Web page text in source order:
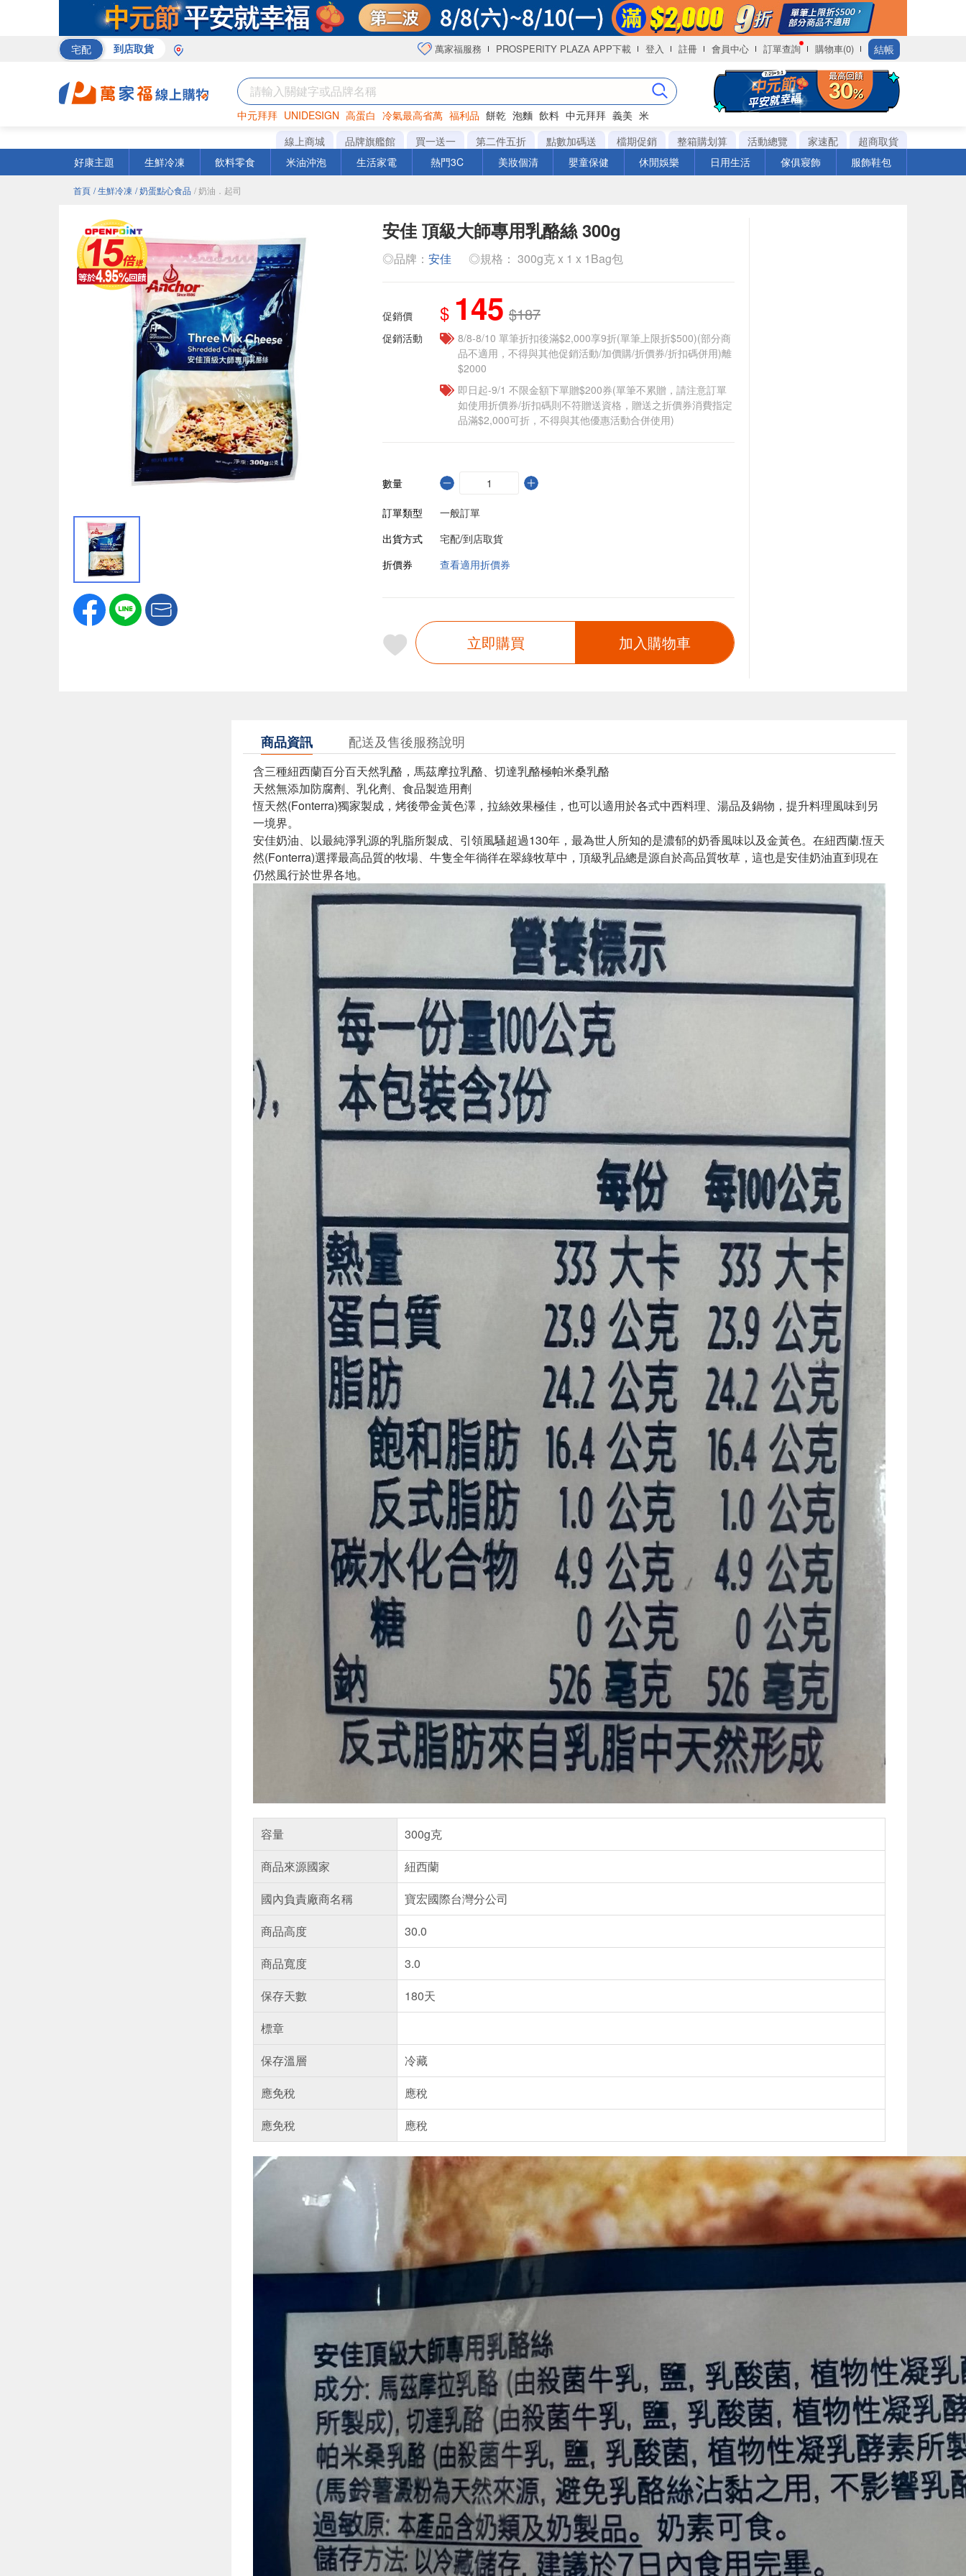
宅配 到店取貨 萬家福服務 PROSPERITY PLAZA APP下載 登入 註冊 會員中心 訂單查詢 購物車(0) 結帳
中元拜拜 UNIDESIGN 高蛋白 冷氣最高省萬 福利品 餅乾 泡麵 飲料 中元拜拜 義美 米
罐頭 咖啡 海苔
線上商城 品牌旗艦館 買一送一 第二件五折 點數加碼送 檔期促銷 整箱購划算 活動總覽 家速配
超商取貨
好康主題
生鮮冷凍 飲料零食 米油沖泡 生活家電 熱門3C 美妝個清 嬰童保健 休閒娛樂 日用生活 傢俱寢飾 服飾鞋包
首頁 / 生鮮冷凍 / 奶蛋點心食品 / 奶油．起司
安佳 頂級大師專用乳酪絲 300g
◎品牌： 安佳 ◎規格： 300g克 x 1 x 1Bag包
促銷價 $ 145 $187
促銷活動
8/8-8/10 單筆折扣後滿$2,000享9折(單筆上限折$500)(部分商
品不適用，不得與其他促銷活動/加價購/折價券/折扣碼併用)離
$2000
即日起-9/1 不限金額下單贈$200券(單筆不累贈，請注意訂單
如使用折價券/折扣碼則不符贈送資格，贈送之折價券消費指定
品滿$2,000可折，不得與其他優惠活動合併使用)
數量
訂單類型
一般訂單
出貨方式
宅配/到店取貨
折價券
查看適用折價券
立即購買 加入購物車
商品資訊 配送及售後服務說明
含三種紐西蘭百分百天然乳酪，馬茲摩拉乳酪、切達乳酪極帕米桑乳酪
天然無添加防腐劑、乳化劑、食品製造用劑
恆天然(Fonterra)獨家製成，烤後帶金黃色澤，拉絲效果極佳，也可以適用於各式中西料理、湯品及鍋物，提升料理風味到另
一境界。
安佳奶油、以最純淨乳源的乳脂所製成、引領風騷超過130年，最為世人所知的是濃郁的奶香風味以及金黃色。在紐西蘭.恆天
然(Fonterra)選擇最高品質的牧場、牛隻全年徜徉在翠綠牧草中，頂級乳品總是源自於高品質牧草，這也是安佳奶油直到現在
仍然風行於世界各地。
容量
300g克
商品來源國家
紐西蘭
國內負責廠商名稱
寶宏國際台灣分公司
商品高度
30.0
商品寬度
3.0
保存天數
180天
標章
保存溫層
冷藏
應免稅
應稅
應免稅
應稅